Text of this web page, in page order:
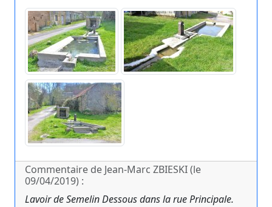
Commentaire de Jean-Marc ZBIESKI (le
09/04/2019) :
Lavoir de Semelin Dessous dans la rue Principale.